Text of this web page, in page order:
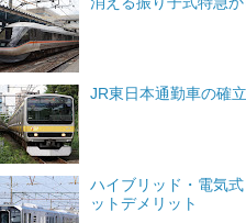
JR東日本通勤車の確
ハイブリッド・電気
ットデメリット